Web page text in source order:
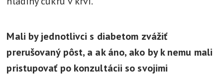
Mali by jednotlivci s diabetom zvážiť
prerušovaný pôst, a ak áno, ako by k nemu mali
pristupovať po konzultácii so svojimi